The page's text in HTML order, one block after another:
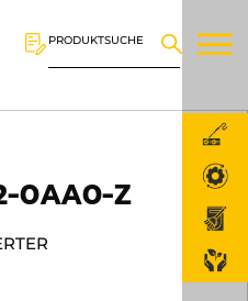
PRODUKTSUCHE
0AA0-Z